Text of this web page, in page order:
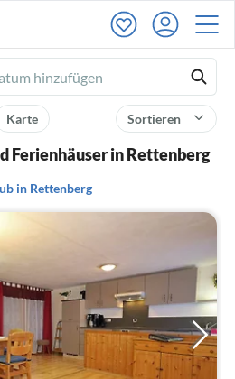
Sortieren
Karte
Ferienhäuser in Rettenberg
in Rettenberg